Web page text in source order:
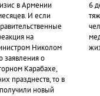
в Армении
И если
на
Николом
заявления о
Карабахе,
празднеств, то в
новый
6